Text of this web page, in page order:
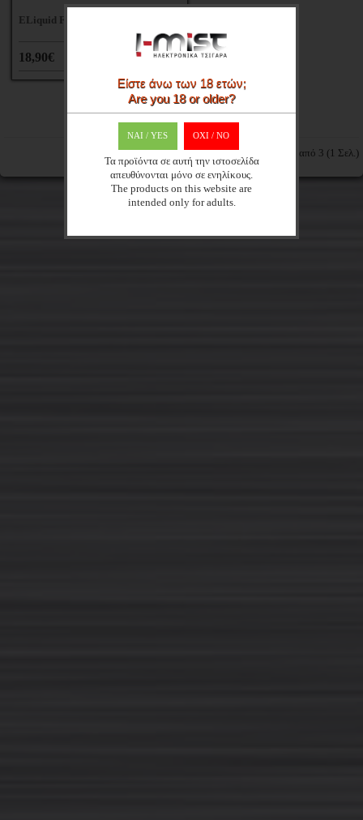
ELiquid France Supreme Shortfill
18,90€
Εμφάνιση 1 έως 3 από 3 (1 Σελ.)
Είστε άνω των 18 ετών;
Are you 18 or older?
ΝΑΙ / YES OXI / ΝΟ
Τα προϊόντα σε αυτή την ιστοσελίδα
απευθύνονται μόνο σε ενηλίκους.
The products on this website are
intended only for adults.